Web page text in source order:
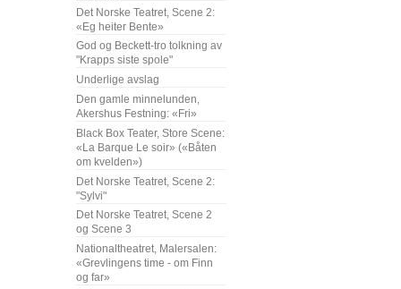
Det Norske Teatret, Scene 2:
«Eg heiter Bente»
God og Beckett-tro tolkning av
"Krapps siste spole"
Underlige avslag
Den gamle minnelunden,
Akershus Festning: «Fri»
Black Box Teater, Store Scene:
«La Barque Le soir» («Båten
om kvelden»)
Det Norske Teatret, Scene 2:
"Sylvi"
Det Norske Teatret, Scene 2
og Scene 3
Nationaltheatret, Malersalen:
«Grevlingens time - om Finn
og far»